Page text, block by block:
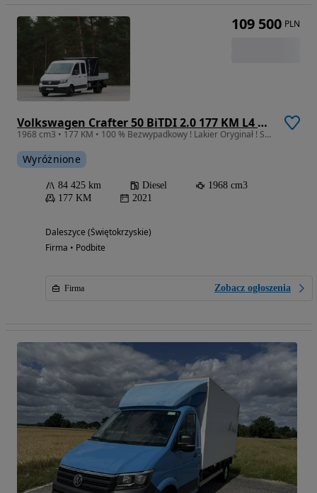
Volkswagen Crafter 50 BiTDI 2.0 177 KM L4 DOKA Brygadowy MIXTO Dubel 7-Mio Os.+838 Kg Ład. Skrzynia Ładunkowa 3514 mm, Rozstaw Osi 4490 mm, DMC 3500 Kg, Kat. Prawa Jazdy B, Tylne Koła Bliźniacze WZMACNIANY, HAK 3500 Kg, Tempomat, Asystent Jazdy Stan Wizualny I Techniczny JAK NOWY Gotowy Dostępny OKAZJA POLECAM
1968 cm3 • 177 KM • 100 % Bezwypadkowy ! Lakier Oryginał ! Salon PL ! I Właściciel !
Wyróżnione
84 425 km Diesel
1968 cm3
177 KM
2021
Daleszyce (Świętokrzyskie)
Firma • Podbite
Firma Zobacz ogłoszenia
109 500 PLN